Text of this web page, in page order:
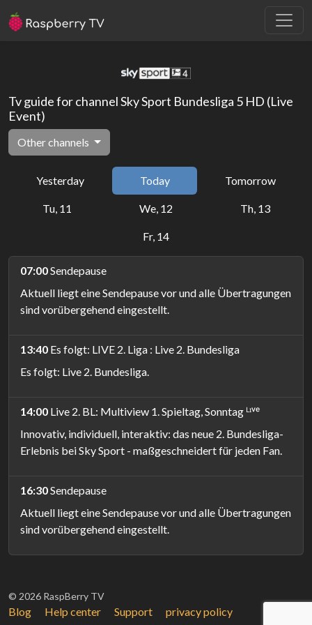
Tv guide for channel Sky Sport Bundesliga 5 HD (Live
Event)
Other channels
Yesterday Today Tomorrow
Tu, 11 We, 12 Th, 13
Fr, 14
07:00Sendepause
Aktuell liegt eine Sendepause vor und alle Übertragungen
sind vorübergehend eingestellt.
13:40 Es folgt: LIVE 2. Liga : Live 2. Bundesliga
Es folgt: Live 2. Bundesliga.
14:00 Live 2. BL: Multiview 1. Spieltag, Sonntag ᴸᶦᵛᵉ
Innovativ, individuell, interaktiv: das neue 2. Bundesliga-
Erlebnis bei Sky Sport - maßgeschneidert für jeden Fan.
16:30Sendepause
Aktuell liegt eine Sendepause vor und alle Übertragungen
sind vorübergehend eingestellt.
© 2026 RaspBerry TV
Blog Help center Support privacy policy